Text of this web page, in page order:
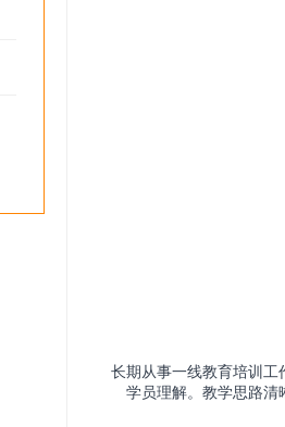
长期从事一线教育培训工
学员理解。教学思路清